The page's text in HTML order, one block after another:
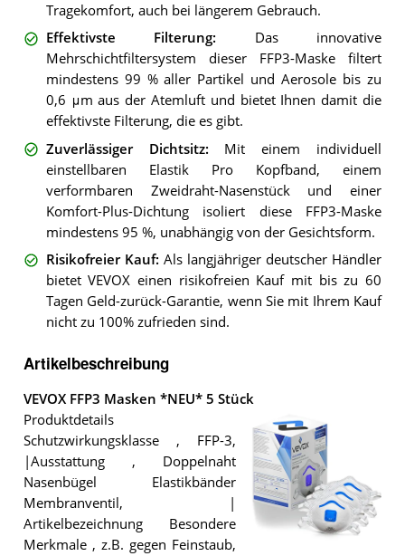
Tragekomfort, auch bei längerem Gebrauch.
Effektivste Filterung: Das innovative
Mehrschichtfiltersystem dieser FFP3-Maske filtert
mindestens 99 % aller Partikel und Aerosole bis zu
0,6 μm aus der Atemluft und bietet Ihnen damit die
effektivste Filterung, die es gibt.
Zuverlässiger Dichtsitz: Mit einem individuell
einstellbaren Elastik Pro Kopfband, einem
verformbaren Zweidraht-Nasenstück und einer
Komfort-Plus-Dichtung isoliert diese FFP3-Maske
mindestens 95 %, unabhängig von der Gesichtsform.
Risikofreier Kauf: Als langjähriger deutscher Händler
bietet VEVOX einen risikofreien Kauf mit bis zu 60
Tagen Geld-zurück-Garantie, wenn Sie mit Ihrem Kauf
nicht zu 100% zufrieden sind.
Artikelbeschreibung
VEVOX FFP3 Masken *NEU* 5 Stück
Produktdetails
Schutzwirkungsklasse , FFP-3,
|Ausstattung , Doppelnaht
Nasenbügel Elastikbänder
Membranventil, |
Artikelbezeichnung Besondere
Merkmale , z.B. gegen Feinstaub,